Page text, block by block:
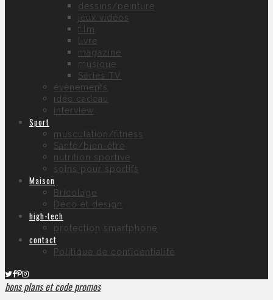
dessins/peinture
jeux vidéos
film
livre
magazine
musique
Séries TV
évènements
idée cadeau
interview
Sport
musculation/fitness
Santé/bien-être
nutrition sportive
soins pour sportifs
Maison
Bricolage
Déco et design
high-tech
protection smartphone
contact
Politique de confidentialité
bons plans et code promos